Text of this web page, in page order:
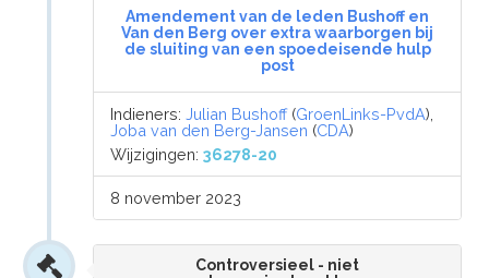
Amendement van de leden Bushoff en
Van den Berg over extra waarborgen bij
de sluiting van een spoedeisende hulp
post
Indieners:Julian Bushoff(GroenLinks-PvdA),
Joba van den Berg-Jansen (CDA)
Wijzigingen:36278-20
8 november 2023
Controversieel - niet